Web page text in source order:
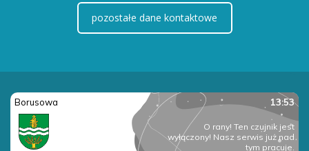
pozostałe dane kontaktowe